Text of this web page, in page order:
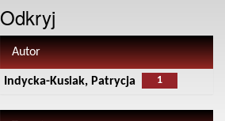
Odkryj
Autor
1
Indycka-Kusiak, Patrycja